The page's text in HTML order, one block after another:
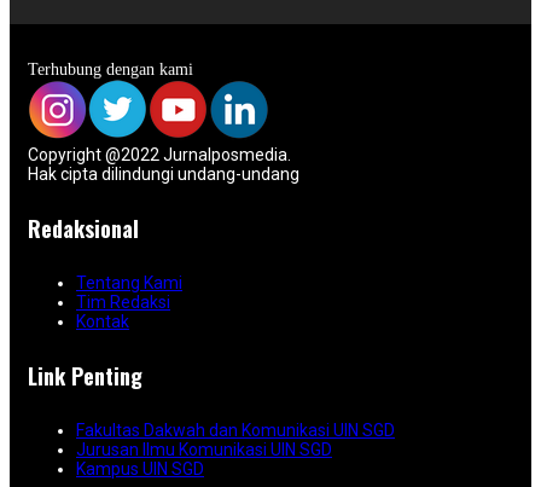
Terhubung dengan kami
Copyright @2022 Jurnalposmedia.
Hak cipta dilindungi undang-undang
Redaksional
Tentang Kami
Tim Redaksi
Kontak
Link Penting
Fakultas Dakwah dan Komunikasi UIN SGD
Jurusan Ilmu Komunikasi UIN SGD
Kampus UIN SGD